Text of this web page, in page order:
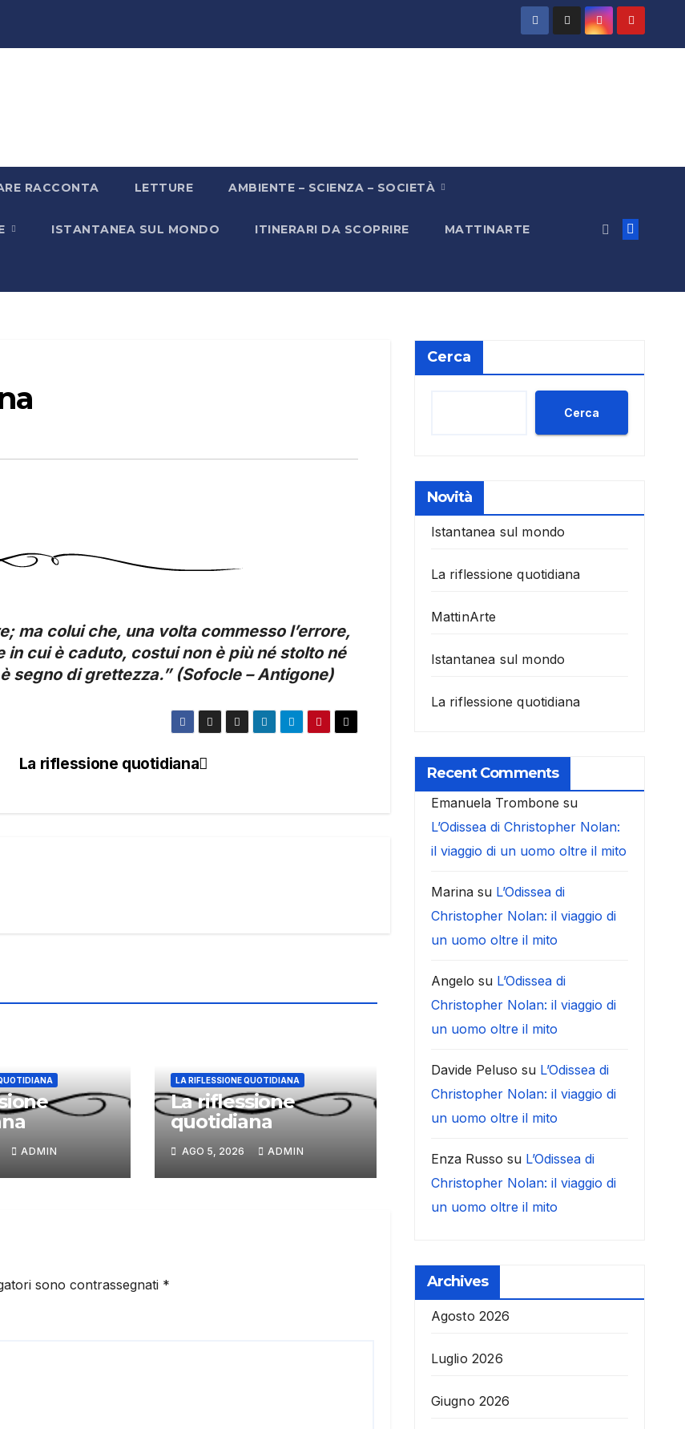
RACCONTA LETTURE AMBIENTE – SCIENZA – SOCIETÀ
ISTANTANEA SUL MONDO ITINERARI DA SCOPRIRE MATTINARTE
ma colui che, una volta commesso l’errore,
cui è caduto, costui non è più né stolto né
segno di grettezza.” (Sofocle – Antigone)
La riflessione quotidiana
ADMIN
LA RIFLESSIONE QUOTIDIANA
La riflessione
quotidiana
AGO 5, 2026 ADMIN
sono contrassegnati *
Cerca
Cerca
Novità
Istantanea sul mondo
La riflessione quotidiana
MattinArte
Istantanea sul mondo
La riflessione quotidiana
Recent Comments
Emanuela Trombone su
L’Odissea di Christopher Nolan:
il viaggio di un uomo oltre il mito
Marinasu L’Odissea di
Christopher Nolan: il viaggio di
un uomo oltre il mito
Angelo su L’Odissea di
Christopher Nolan: il viaggio di
un uomo oltre il mito
Davide Peluso su L’Odissea di
Christopher Nolan: il viaggio di
un uomo oltre il mito
Enza Russo su L’Odissea di
Christopher Nolan: il viaggio di
un uomo oltre il mito
Archives
Agosto 2026
Luglio 2026
Giugno 2026